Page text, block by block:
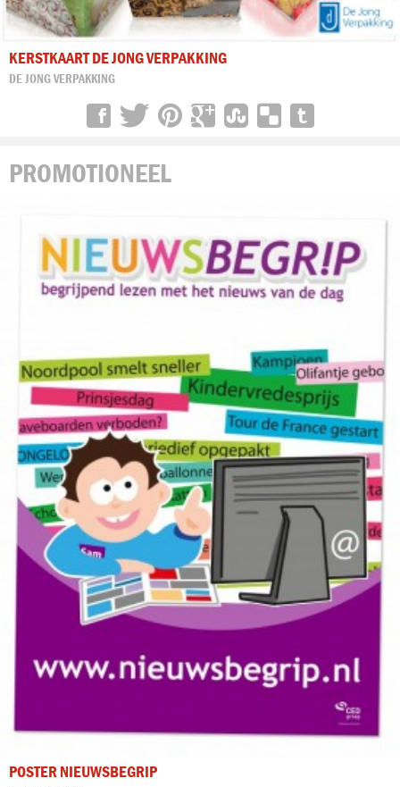
KERSTKAART DE JONG VERPAKKING
DE JONG VERPAKKING
PROMOTIONEEL
POSTER NIEUWSBEGRIP